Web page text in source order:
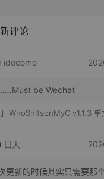
评论
idocomo
be Wechat
WhoShitsonMyC v1.1.3 单
日天
更新的时候其实只需要那